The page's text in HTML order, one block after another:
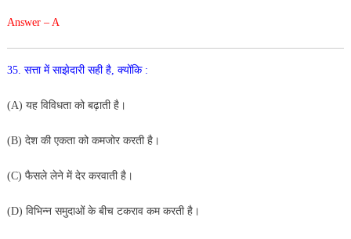
Answer – A
35. सत्ता में साझेदारी सही है, क्योंकि :
(A) यह विविधता को बढ़ाती है।
(B) देश की एकता को कमजोर करती है।
(C) फैसले लेने में देर करवाती है।
(D) विभिन्न समुदाओं के बीच टकराव कम करती है।